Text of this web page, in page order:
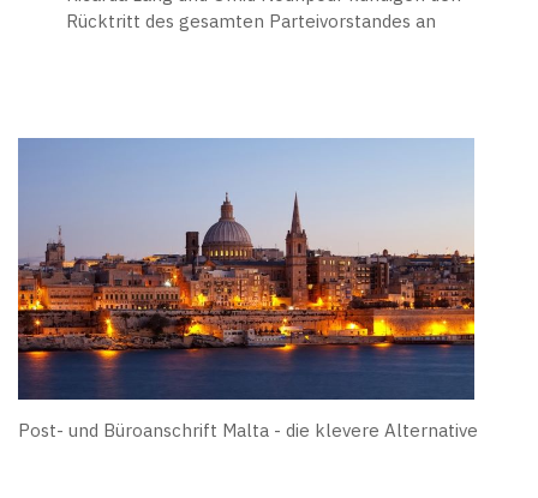
Rücktritt des gesamten Parteivorstandes an
Post- und Büroanschrift Malta - die klevere Alternative